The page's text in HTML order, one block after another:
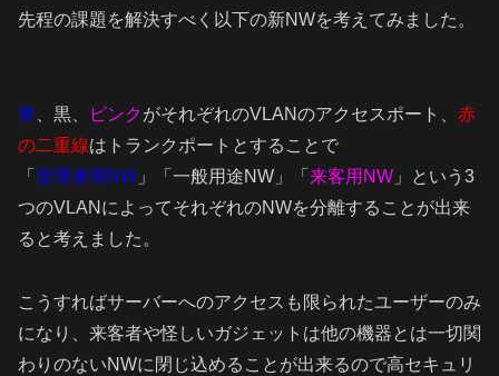
先程の課題を解決すべく以下の新NWを考えてみました。
青、黒、 ピンク がそれぞれのVLANのアクセスポート、 赤
の二重線はトランクポートとすることで
「 管理者用NW 」「一般用途NW」「 来客用NW 」という3
つのVLANによってそれぞれのNWを分離することが出来
ると考えました。
こうすればサーバーへのアクセスも限られたユーザーのみ
になり、来客者や怪しいガジェットは他の機器とは一切関
わりのないNWに閉じ込めることが出来るので高セキュリ